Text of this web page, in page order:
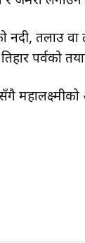
तलाउ वा
पर्वको